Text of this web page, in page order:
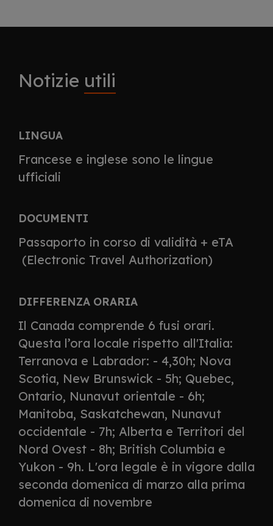
Notizie utili
LINGUA
Francese e inglese sono le lingue
ufficiali
DOCUMENTI
Passaporto in corso di validità + eTA
(Electronic Travel Authorization)
DIFFERENZA ORARIA
Il Canada comprende 6 fusi orari.
Questa l’ora locale rispetto all'Italia:
Terranova e Labrador: - 4,30h; Nova
Scotia, New Brunswick - 5h; Quebec,
Ontario, Nunavut orientale - 6h;
Manitoba, Saskatchewan, Nunavut
occidentale - 7h; Alberta e Territori del
Nord Ovest - 8h; British Columbia e
Yukon - 9h. L'ora legale è in vigore dalla
seconda domenica di marzo alla prima
domenica di novembre